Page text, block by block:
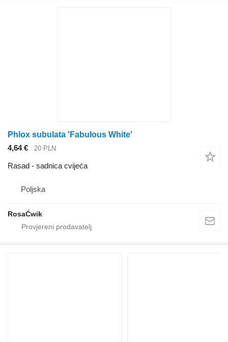
Phlox subulata 'Fabulous White'
4,64 €
20 PLN
Rasad - sadnica cvijeća
Poljska
RosaĆwik